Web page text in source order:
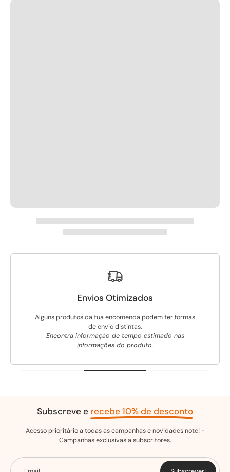
Envios Otimizados
Alguns produtos da tua encomenda podem ter formas
de envio distintas.
Encontra informação de tempo estimado nas
informações do produto.
Subscreve e recebe 10% de desconto
Acesso prioritário a todas as campanhas e novidades note! -
Campanhas exclusivas a subscritores.